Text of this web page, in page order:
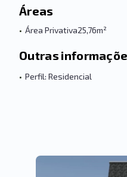
Áreas
• Área Privativa25,76m²
Outras
• Perfil: Residencial